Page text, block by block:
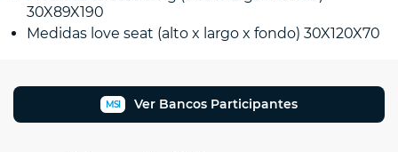
30X89X190
Medidas love seat (alto x largo x fondo) 30X120X70
MSI Ver Bancos Participantes